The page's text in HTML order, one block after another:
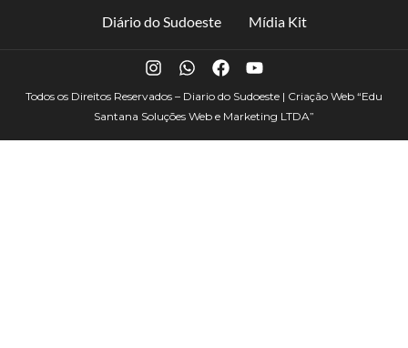
Diário do Sudoeste Mídia Kit
Todos os Direitos Reservados – Diario do Sudoeste | Criação Web “Edu
Santana Soluções Web e Marketing LTDA”